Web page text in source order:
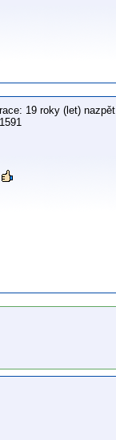
19 roky (let) nazpět